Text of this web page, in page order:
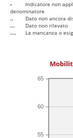
-
Indicatore non
denominatore
..
Dato non ancora
...
Dato non rilevato
....
La mancanza o
55
60
65